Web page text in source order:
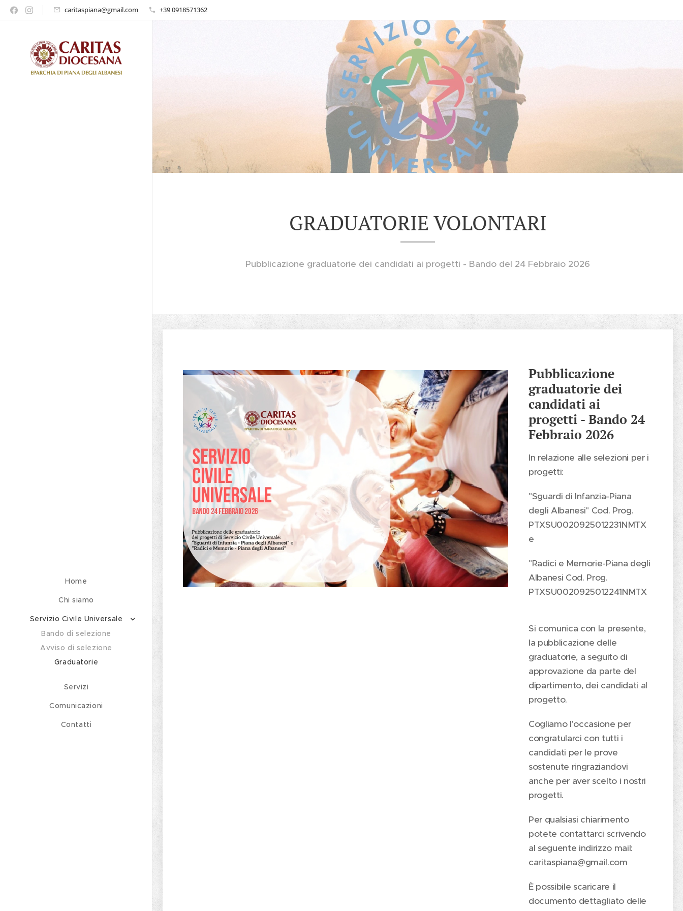
caritaspiana@gmail.com +39 0918571362
Home
Chi siamo
Servizio Civile Universale
Bando di selezione
Avviso di selezione
Graduatorie
Servizi
Comunicazioni
Contatti
GRADUATORIE VOLONTARI
Pubblicazione graduatorie dei candidati ai progetti - Bando del 24 Febbraio 2026
Pubblicazione
graduatorie dei
candidati ai
progetti - Bando 24
Febbraio 2026
In relazione alle selezioni per i
progetti:
"Sguardi di Infanzia-Piana
degli Albanesi" Cod. Prog.
PTXSU0020925012231NMTX
e
"Radici e Memorie-Piana degli
Albanesi Cod. Prog.
PTXSU0020925012241NMTX
Si comunica con la presente,
la pubblicazione delle
graduatorie, a seguito di
approvazione da parte del
dipartimento, dei candidati al
progetto.
Cogliamo l'occasione per
congratularci con tutti i
candidati per le prove
sostenute ringraziandovi
anche per aver scelto i nostri
progetti.
Per qualsiasi chiarimento
potete contattarci scrivendo
al seguente indirizzo mail:
caritaspiana@gmail.com
È possibile scaricare il
documento dettagliato delle